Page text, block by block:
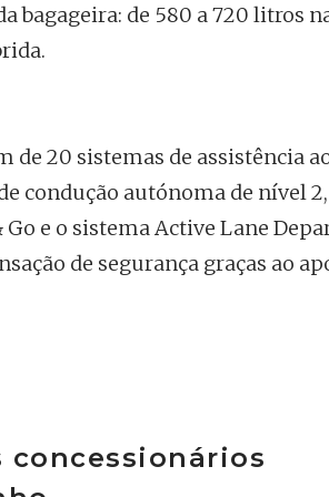
bagageira: de 580 a 720 litros
de 20 sistemas de assistência
condução autónoma de nível 2,
e o sistema Active Lane
de segurança graças ao
concessionários